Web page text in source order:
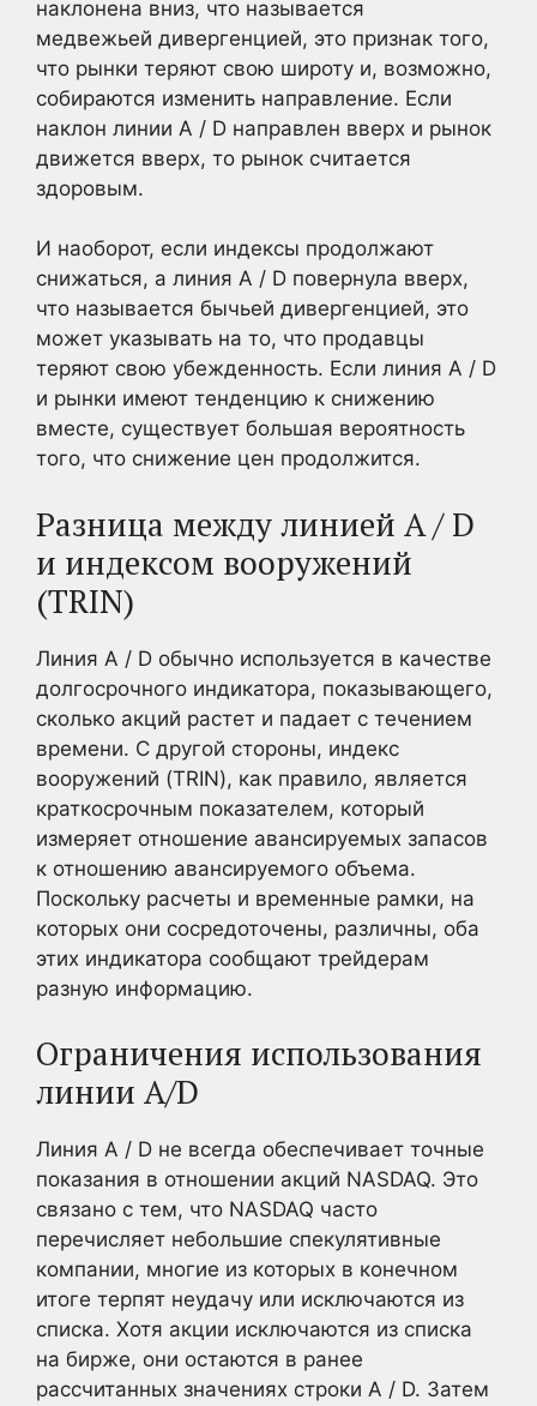
наклонена вниз, что называется
медвежьей дивергенцией, это признак того,
что рынки теряют свою широту и, возможно,
собираются изменить направление. Если
наклон линии A / D направлен вверх и рынок
движется вверх, то рынок считается
здоровым.
И наоборот, если индексы продолжают
снижаться, а линия A / D повернула вверх,
что называется бычьей дивергенцией, это
может указывать на то, что продавцы
теряют свою убежденность. Если линия A / D
и рынки имеют тенденцию к снижению
вместе, существует большая вероятность
того, что снижение цен продолжится.
Разница между линией A / D
и индексом вооружений
(TRIN)
Линия A / D обычно используется в качестве
долгосрочного индикатора, показывающего,
сколько акций растет и падает с течением
времени. С другой стороны, индекс
вооружений (TRIN), как правило, является
краткосрочным показателем, который
измеряет отношение авансируемых запасов
к отношению авансируемого объема.
Поскольку расчеты и временные рамки, на
которых они сосредоточены, различны, оба
этих индикатора сообщают трейдерам
разную информацию.
Ограничения использования
линии A/D
Линия A / D не всегда обеспечивает точные
показания в отношении акций NASDAQ. Это
связано с тем, что NASDAQ часто
перечисляет небольшие спекулятивные
компании, многие из которых в конечном
итоге терпят неудачу или исключаются из
списка. Хотя акции исключаются из списка
на бирже, они остаются в ранее
рассчитанных значениях строки A / D. Затем